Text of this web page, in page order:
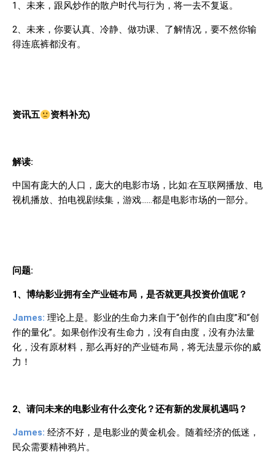
1 、未来，跟风炒作的散户时代与行为，将一去不复返。
2、未来，你要认真、冷静、做功课、了解情况，要不然你输
得连底裤都没有。
资讯五 资料补充)
解读:
中国有庞大的人口，庞大的电影市场，比如:在互联网播放、电
视机播放、拍电视剧续集，游戏……都是电影市场的一部分。
问题:
1、博纳影业拥有全产业链布局，是否就更具投资价值呢？
James: 理论上是。影业的生命力来自于“创作的自由度”和“创
作的量化”。如果创作没有生命力，没有自由度，没有办法量
化，没有原材料，那么再好的产业链布局，将无法显示你的威
力！
2、请问未来的电影业有什么变化？还有新的发展机遇吗？
James: 经济不好，是电影业的黄金机会。随着经济的低迷，
民众需要精神鸦片。